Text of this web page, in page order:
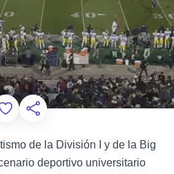
Add to Favorites
Compartir esta página
de la División I y de la Big
deportivo universitario